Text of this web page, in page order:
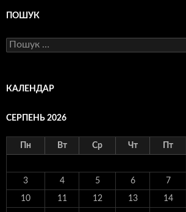
ПОШУК
Пошук:
КАЛЕНДАР
СЕРПЕНЬ 2026
Пн Вт Ср Чт Пт
3 4 5 6 7
10 11 12 13 14